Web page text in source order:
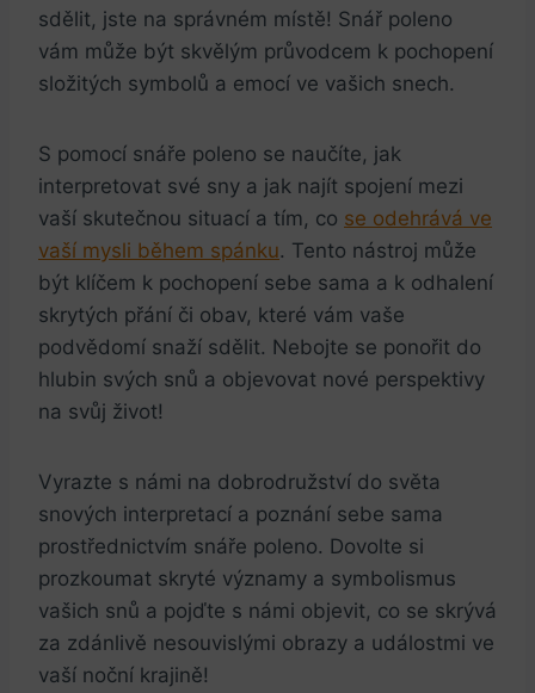
sdělit, jste na správném místě! Snář poleno
vám může být skvělým průvodcem k pochopení
složitých symbolů a emocí ve vašich snech.
S pomocí snáře poleno se naučíte, jak
interpretovat své sny a jak najít spojení mezi
vaší skutečnou situací a tím, co se odehrává ve
vaší mysli během spánku. Tento nástroj může
být klíčem k pochopení sebe sama a k odhalení
skrytých přání či obav, které vám vaše
podvědomí snaží sdělit. Nebojte se ponořit do
hlubin svých snů a objevovat nové perspektivy
na svůj život!
Vyrazte s námi na dobrodružství do světa
snových interpretací a poznání sebe sama
prostřednictvím snáře poleno. Dovolte si
prozkoumat skryté významy a symbolismus
vašich snů a pojďte s námi objevit, co se skrývá
za zdánlivě nesouvislými obrazy a událostmi ve
vaší noční krajině!